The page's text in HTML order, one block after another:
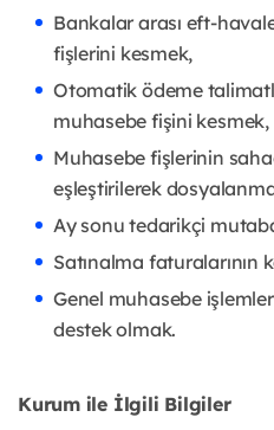
Bankalar arası eft-
fişlerini kesmek,
Otomatik ödeme
muhasebe fişini kesmek,
Muhasebe fişlerinin
eşleştirilerek
Ay sonu tedarikçi
Satınalma faturalarının
Genel muhasebe
destek olmak.
Kurum ile İlgili Bilgiler